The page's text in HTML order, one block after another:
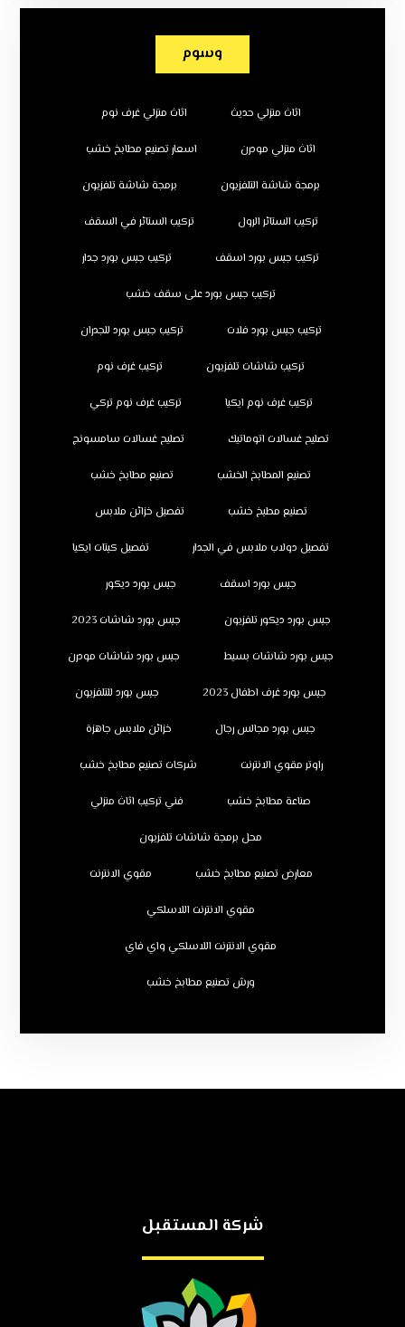
وسوم
اثاث منزلي حديث اثاث منزلي غرف نوم
اثاث منزلي مودرن اسعار تصنيع مطابخ خشب
برمجة شاشة التلفزيون برمجة شاشة تلفزيون
تركيب الستائر الرول تركيب الستائر في السقف
تركيب جبس بورد اسقف تركيب جبس بورد جدار
تركيب جبس بورد على سقف خشب
تركيب جبس بورد فلات تركيب جبس بورد للجدران
تركيب شاشات تلفزيون تركيب غرف نوم
تركيب غرف نوم ايكيا تركيب غرف نوم تركي
تصليح غسالات اتوماتيك تصليح غسالات سامسونج
تصنيع المطابخ الخشب تصنيع مطابخ خشب
تصنيع مطبخ خشب تفصيل خزائن ملابس
تفصيل دولاب ملابس في الجدار تفصيل كبتات ايكيا
جبس بورد اسقف جبس بورد ديكور
جبس بورد ديكور تلفزيون جبس بورد شاشات 2023
جبس بورد شاشات بسيط جبس بورد شاشات مودرن
جبس بورد غرف اطفال 2023 جبس بورد للتلفزيون
جبس بورد مجالس رجال خزائن ملابس جاهزة
راوتر مقوي الانترنت شركات تصنيع مطابخ خشب
صناعة مطابخ خشب فني تركيب اثاث منزلي
محل برمجة شاشات تلفزيون
معارض تصنيع مطابخ خشب مقوي الانترنت
مقوي الانترنت اللاسلكي
مقوي الانترنت اللاسلكي واي فاي
ورش تصنيع مطابخ خشب
شركة المستقبل